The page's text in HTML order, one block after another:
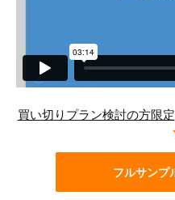
買い切りプラン検討の方限定
フルサンプ